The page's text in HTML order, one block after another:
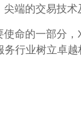
端的交易技术
命的一部分
行业树立卓越